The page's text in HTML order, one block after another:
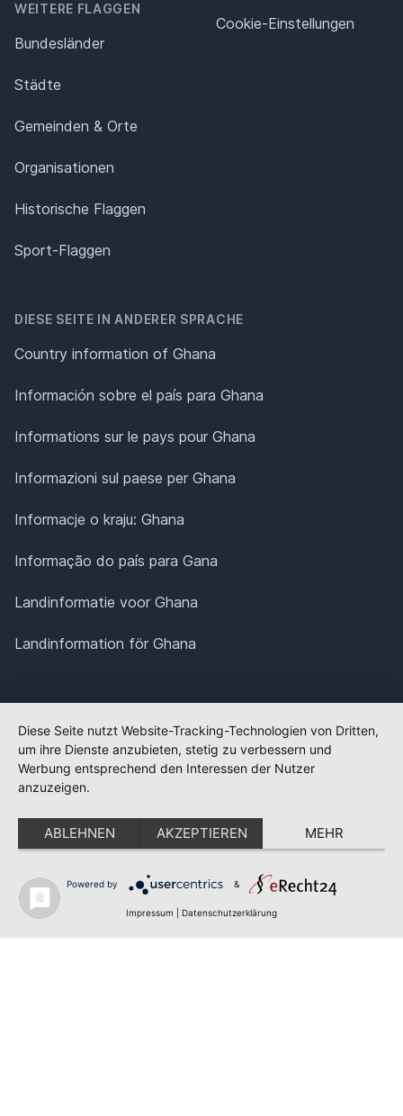
WEITERE FLAGGEN
Bundesländer
Städte
Gemeinden & Orte
Organisationen
Historische Flaggen
Sport-Flaggen
Cookie-Einstellungen
DIESE SEITE IN ANDERER SPRACHE
Country information of Ghana
Información sobre el país para Ghana
Informations sur le pays pour Ghana
Informazioni sul paese per Ghana
Informacje o kraju: Ghana
Informação do país para Gana
Landinformatie voor Ghana
Landinformation för Ghana
Diese Seite nutzt Website-Tracking-Technologien von Dritten,
um ihre Dienste anzubieten, stetig zu verbessern und
Werbung entsprechend den Interessen der Nutzer
anzuzeigen.
ABLEHNEN AKZEPTIEREN MEHR
Powered by &
Impressum Datenschutzerklärung